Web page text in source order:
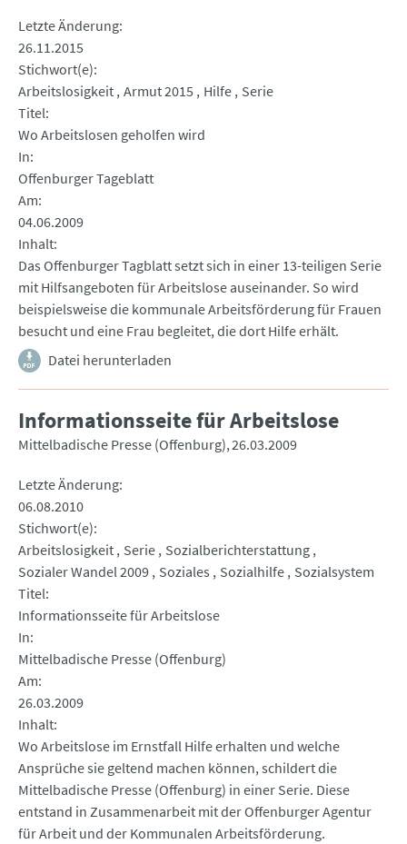
Letzte Änderung
26.11.2015
Stichwort(e)
Arbeitslosigkeit Armut 2015 Hilfe Serie
Titel
Wo Arbeitslosen geholfen wird
In
Offenburger Tageblatt
Am
04.06.2009
Inhalt
Das Offenburger Tagblatt setzt sich in einer 13-teiligen Serie
mit Hilfsangeboten für Arbeitslose auseinander. So wird
beispielsweise die kommunale Arbeitsförderung für Frauen
besucht und eine Frau begleitet, die dort Hilfe erhält.
Datei herunterladen
Informationsseite für Arbeitslose
Mittelbadische Presse (Offenburg) 26.03.2009
Letzte Änderung
06.08.2010
Stichwort(e)
Arbeitslosigkeit Serie Sozialberichterstattung
Sozialer Wandel 2009 Soziales Sozialhilfe Sozialsystem
Titel
Informationsseite für Arbeitslose
In
Mittelbadische Presse (Offenburg)
Am
26.03.2009
Inhalt
Wo Arbeitslose im Ernstfall Hilfe erhalten und welche
Ansprüche sie geltend machen können, schildert die
Mittelbadische Presse (Offenburg) in einer Serie. Diese
entstand in Zusammenarbeit mit der Offenburger Agentur
für Arbeit und der Kommunalen Arbeitsförderung.